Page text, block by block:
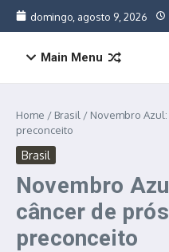
Ir para o conteúdo
domingo, agosto 9, 2026
Main Menu
Home / Brasil / Novembro
preconceito
Brasil
Novembro
câncer de
preconceito